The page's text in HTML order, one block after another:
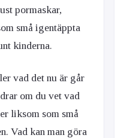
pormaskar,
små igentäppta
kinderna.
vad det nu är går
om du vet vad
liksom som små
Vad kan man göra